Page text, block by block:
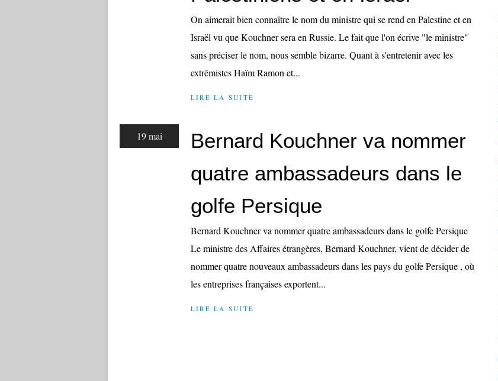
On aimerait bien connaître le nom du ministre qui se rend en Palestine et en
Israël vu que Kouchner sera en Russie. Le fait que l'on écrive "le ministre"
sans préciser le nom, nous semble bizarre. Quant à s'entretenir avec les
extrêmistes Haïm Ramon et...
LIRE LA SUITE
19 mai
Bernard Kouchner va nommer
quatre ambassadeurs dans le
golfe Persique
Bernard Kouchner va nommer quatre ambassadeurs dans le golfe Persique
Le ministre des Affaires étrangères, Bernard Kouchner, vient de décider de
nommer quatre nouveaux ambassadeurs dans les pays du golfe Persique , où
les entreprises françaises exportent...
LIRE LA SUITE